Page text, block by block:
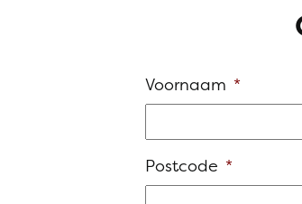
Voornaam *
Postcode *